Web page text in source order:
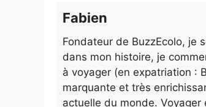
Fabien
Fondateur de BuzzEcolo, je
dans mon histoire, je
à voyager (en expatriation :
marquante et très
actuelle du monde.